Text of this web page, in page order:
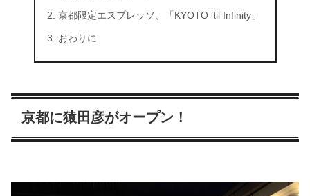
京都限定エスプレッソ、「KYOTO ’til Infinity」
おわりに
京都に猿田彦がオープン！